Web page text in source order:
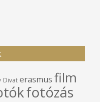
Divat erasmus film
fotózás